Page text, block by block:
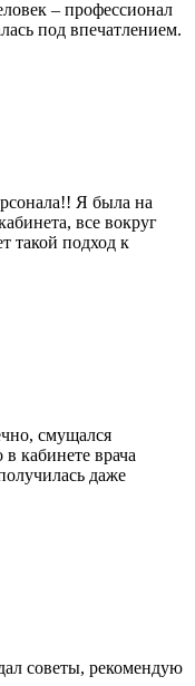
– профессионал
под впечатлением.
Я была на
все вокруг
такой подход к
смущался
кабинете врача
даже
советы, рекомендую